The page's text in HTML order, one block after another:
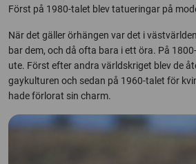
Först på 1980-talet blev tatueringar på
När det gäller örhängen var det i
bar dem, och då ofta bara i ett öra. På
ute. Först efter andra världskriget blev de
gaykulturen och sedan på 1960-talet för
hade förlorat sin charm.